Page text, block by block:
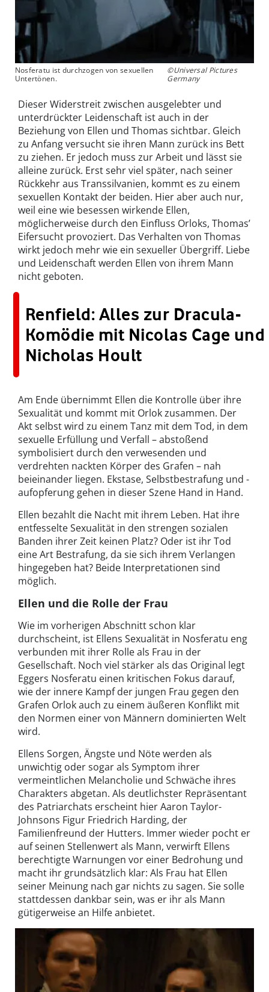
Nosferatu ist durchzogen von sexuellen
Untertönen.
©Universal Pictures
Germany
Dieser Widerstreit zwischen ausgelebter und
unterdrückter Leidenschaft ist auch in der
Beziehung von Ellen und Thomas sichtbar. Gleich
zu Anfang versucht sie ihren Mann zurück ins Bett
zu ziehen. Er jedoch muss zur Arbeit und lässt sie
alleine zurück. Erst sehr viel später, nach seiner
Rückkehr aus Transsilvanien, kommt es zu einem
sexuellen Kontakt der beiden. Hier aber auch nur,
weil eine wie besessen wirkende Ellen,
möglicherweise durch den Einfluss Orloks, Thomas’
Eifersucht provoziert. Das Verhalten von Thomas
wirkt jedoch mehr wie ein sexueller Übergriff. Liebe
und Leidenschaft werden Ellen von ihrem Mann
nicht geboten.
Renfield: Alles zur Dracula-
Komödie mit Nicolas Cage und
Nicholas Hoult
Am Ende übernimmt Ellen die Kontrolle über ihre
Sexualität und kommt mit Orlok zusammen. Der
Akt selbst wird zu einem Tanz mit dem Tod, in dem
sexuelle Erfüllung und Verfall – abstoßend
symbolisiert durch den verwesenden und
verdrehten nackten Körper des Grafen – nah
beieinander liegen. Ekstase, Selbstbestrafung und -
aufopferung gehen in dieser Szene Hand in Hand.
Ellen bezahlt die Nacht mit ihrem Leben. Hat ihre
entfesselte Sexualität in den strengen sozialen
Banden ihrer Zeit keinen Platz? Oder ist ihr Tod
eine Art Bestrafung, da sie sich ihrem Verlangen
hingegeben hat? Beide Interpretationen sind
möglich.
Ellen und die Rolle der Frau
Wie im vorherigen Abschnitt schon klar
durchscheint, ist Ellens Sexualität in Nosferatu eng
verbunden mit ihrer Rolle als Frau in der
Gesellschaft. Noch viel stärker als das Original legt
Eggers Nosferatu einen kritischen Fokus darauf,
wie der innere Kampf der jungen Frau gegen den
Grafen Orlok auch zu einem äußeren Konflikt mit
den Normen einer von Männern dominierten Welt
wird.
Ellens Sorgen, Ängste und Nöte werden als
unwichtig oder sogar als Symptom ihrer
vermeintlichen Melancholie und Schwäche ihres
Charakters abgetan. Als deutlichster Repräsentant
des Patriarchats erscheint hier Aaron Taylor-
Johnsons Figur Friedrich Harding, der
Familienfreund der Hutters. Immer wieder pocht er
auf seinen Stellenwert als Mann, verwirft Ellens
berechtigte Warnungen vor einer Bedrohung und
macht ihr grundsätzlich klar: Als Frau hat Ellen
seiner Meinung nach gar nichts zu sagen. Sie solle
stattdessen dankbar sein, was er ihr als Mann
gütigerweise an Hilfe anbietet.